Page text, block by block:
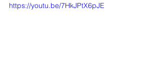
https://youtu.be/7HkJPtX6pJE